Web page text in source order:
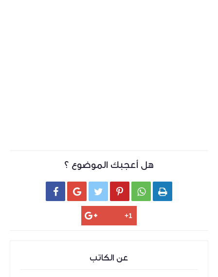
هل أعجبك الموضوع ؟
     
عن الكاتب